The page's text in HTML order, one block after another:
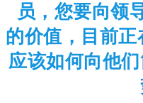
员，您要向领
的价值，目前
应该如何向他